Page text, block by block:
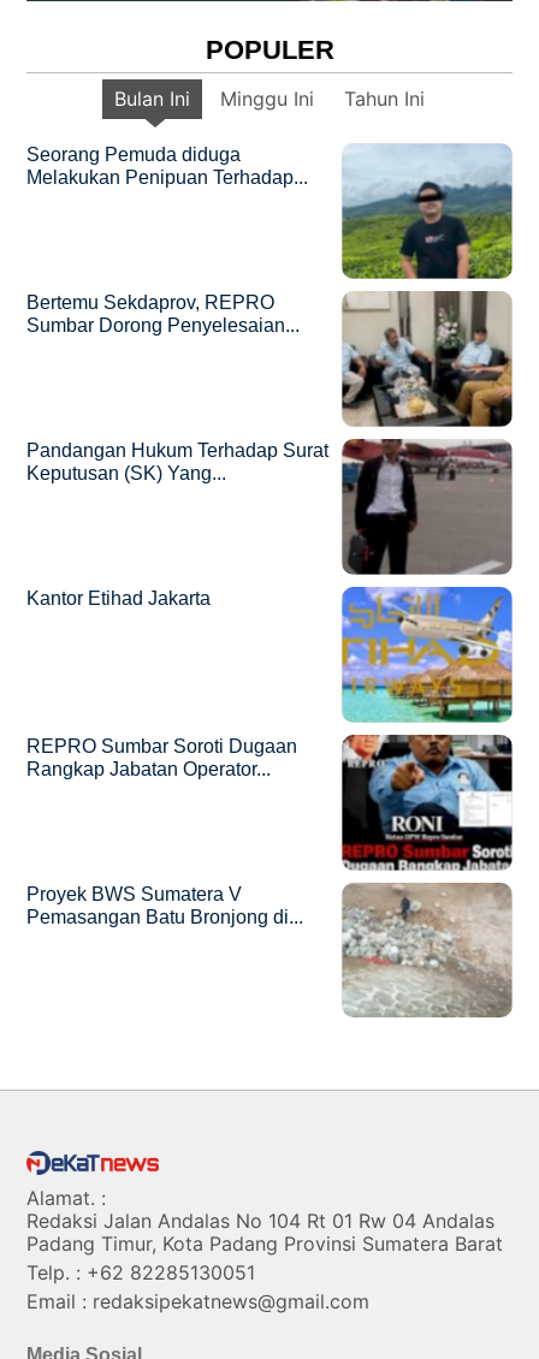
POPULER
Bulan Ini Minggu Ini Tahun Ini
Seorang Pemuda diduga
Melakukan Penipuan Terhadap...
Bertemu Sekdaprov, REPRO
Sumbar Dorong Penyelesaian...
Pandangan Hukum Terhadap Surat
Keputusan (SK) Yang...
Kantor Etihad Jakarta
REPRO Sumbar Soroti Dugaan
Rangkap Jabatan Operator...
Proyek BWS Sumatera V
Pemasangan Batu Bronjong di...
Alamat. :
Redaksi Jalan Andalas No 104 Rt 01 Rw 04 Andalas
Padang Timur, Kota Padang Provinsi Sumatera Barat
Telp. : +62 82285130051
Email : redaksipekatnews@gmail.com